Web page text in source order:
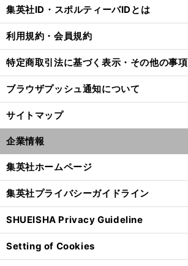
集英社ID・スポルティーバIDとは
利用規約・会員規約
特定商取引法に基づく表示・その他の事項
ブラウザプッシュ通知について
サイトマップ
企業情報
集英社ホームページ
集英社プライバシーガイドライン
SHUEISHA Privacy Guideline
Setting of Cookies